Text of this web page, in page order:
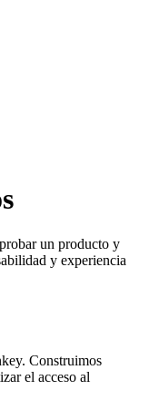
un producto y
y experiencia
Construimos
el acceso al